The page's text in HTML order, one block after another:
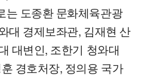
는 도종환 문화체육관광
대 경제보좌관, 김재현 산
대변인, 조한기 청와대
경호처장, 정의용 국가